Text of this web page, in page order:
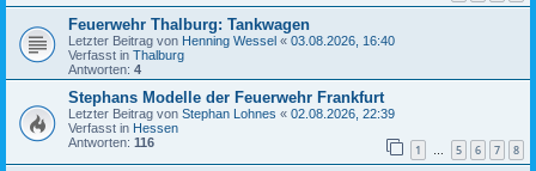
Feuerwehr Thalburg: Tankwagen
Letzter Beitrag von Henning Wessel « 03.08.2026, 16:40
Verfasst in Thalburg
Antworten: 4
Stephans Modelle der Feuerwehr Frankfurt
Letzter Beitrag von Stephan Lohnes « 02.08.2026, 22:39
Verfasst in Hessen
Antworten: 116 1 … 5 6 7 8